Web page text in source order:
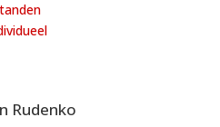
Rudenko